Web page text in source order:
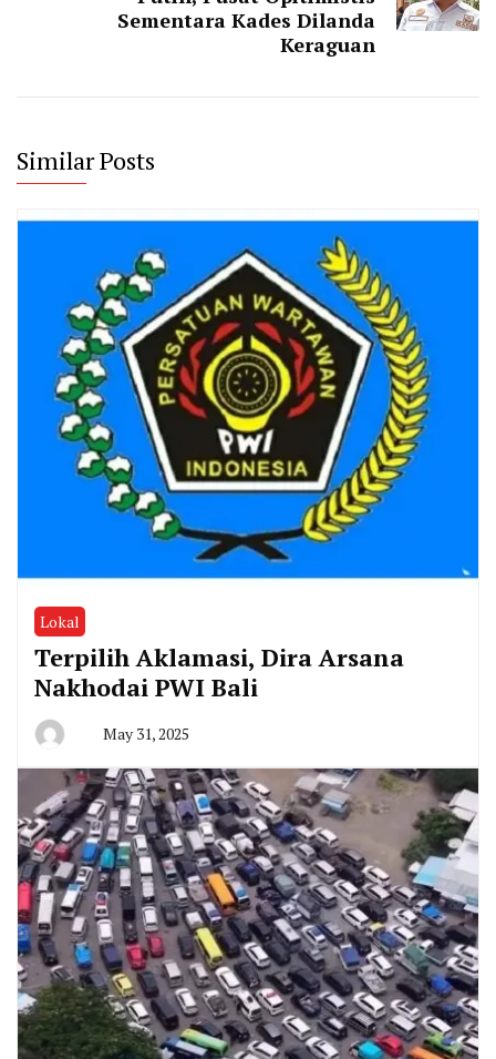
Sementara Kades Dilanda
Keraguan
Similar Posts
Lokal
Terpilih Aklamasi, Dira Arsana
Nakhodai PWI Bali
Edison
May 31, 2025